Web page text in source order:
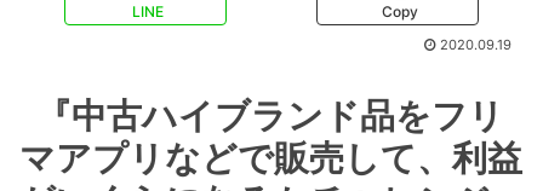
LINE Copy
2020.09.19
『中古ハイブランド品をフリ
マアプリなどで販売して、利益